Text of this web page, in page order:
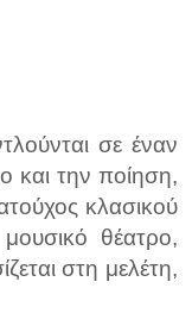
σε έναν
και την ποίηση,
κλασικού
θέατρο,
στη μελέτη,